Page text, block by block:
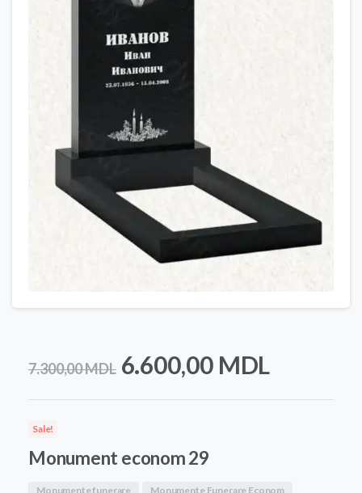
7.300,00MDL Prețul
inițial
fost:
7.300,00 MDL.
6.600,00 MDL
curent
Sale!
Monument econom 29
Monumente funerare Monumente Funerare Econom